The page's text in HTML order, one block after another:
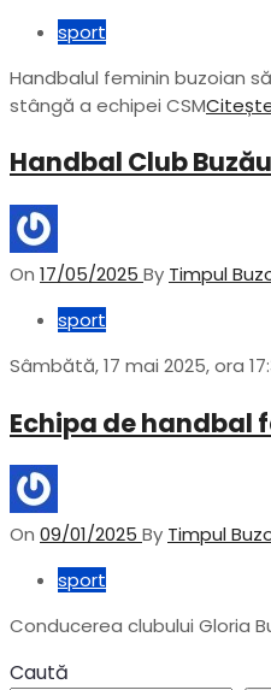
sport
Handbalul feminin buzoian
stângă a echipei CSM
Handbal Club
On 17/05/2025 By Timpul
sport
Sâmbătă, 17 mai 2025, ora
Echipa de handbal
On 09/01/2025 By Timpul
sport
Conducerea clubului Gloria
Caută